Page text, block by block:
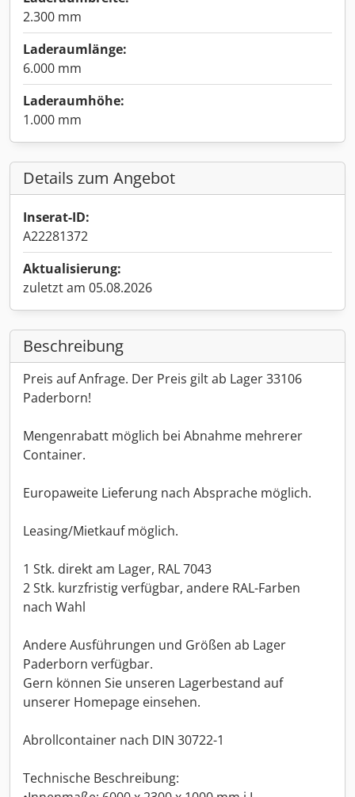
2.300 mm
Laderaumlänge:
6.000 mm
Laderaumhöhe:
1.000 mm
Details zum Angebot
Inserat-ID:
A22281372
Aktualisierung:
zuletzt am 05.08.2026
Beschreibung
Preis auf Anfrage. Der Preis gilt ab Lager 33106
Paderborn!
Mengenrabatt möglich bei Abnahme mehrerer
Container.
Europaweite Lieferung nach Absprache möglich.
Leasing/Mietkauf möglich.
1 Stk. direkt am Lager, RAL 7043
2 Stk. kurzfristig verfügbar, andere RAL-Farben
nach Wahl
Andere Ausführungen und Größen ab Lager
Paderborn verfügbar.
Gern können Sie unseren Lagerbestand auf
unserer Homepage einsehen.
Abrollcontainer nach DIN 30722-1
Technische Beschreibung: